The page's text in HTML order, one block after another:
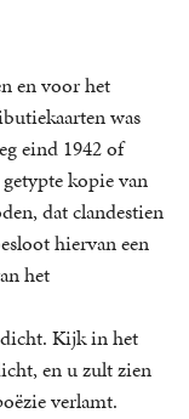
en voor het
was
eind 1942 of
kopie van
dat clandestien
hiervan een
het
Kijk in het
en u zult zien
verlamt.